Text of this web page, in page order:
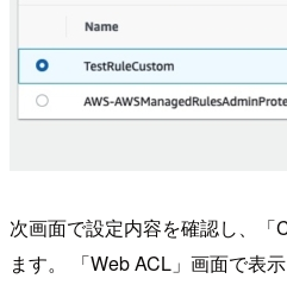
次画面で設定内容を確認し、「
ます。 「Web ACL」画面で表示